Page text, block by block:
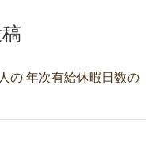
の 年次有給休暇日数の